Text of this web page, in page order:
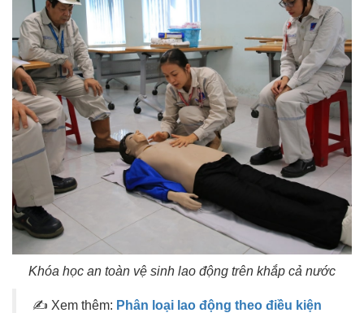
Khóa học an toàn vệ sinh lao động trên khắp cả nước
✍ Xem thêm: Phân loại lao động theo điều kiện